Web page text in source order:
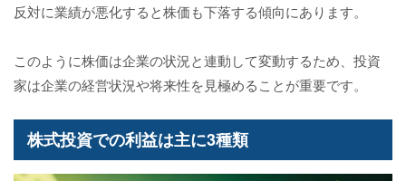
反対に業績が悪化すると株価も下落する傾向にあります。
このように株価は企業の状況と連動して変動するため、投資
家は企業の経営状況や将来性を見極めることが重要です。
株式投資での利益は主に3種類